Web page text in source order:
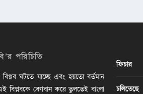
পরিচিতি
বিপ্লব ঘটতে যাচ্ছে এবং হয়তো বর্তমান
বিপ্লবকে বেগবান করে তুলতেই বাংলা
ফিচার
চলিতেছে